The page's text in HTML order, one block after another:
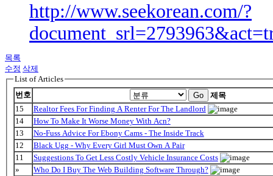
http://www.seekorean.com/?
목록
수정 삭제
List of Articles
번호
Go
제목
15
Realtor Fees For Finding A Renter For The Landlord
14
How To Make It Worse Money With Acn?
13
No-Fuss Advice For Ebony Cams - The Inside Track
12
Black Ugg - Why Every Girl Must Own A Pair
11
Suggestions To Get Less Costly Vehicle Insurance Costs
»
Who Do I Buy The Web Building Software Through?